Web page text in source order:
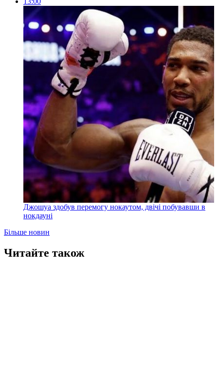
Джошуа здобув перемогу нокаутом, двічі побувавши в
нокдауні
Більше новин
Читайте також